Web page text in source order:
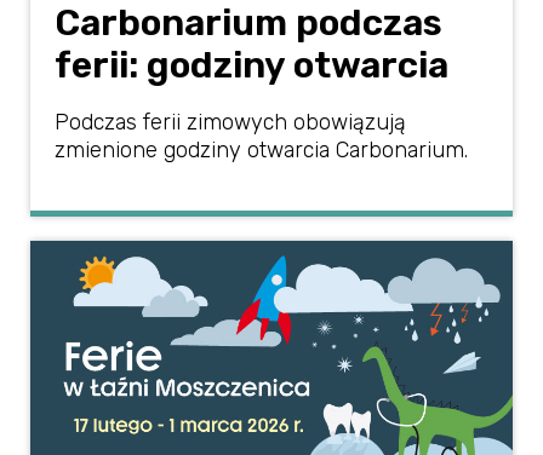
Carbonarium podczas
ferii: godziny otwarcia
Podczas ferii zimowych obowiązują
zmienione godziny otwarcia Carbonarium.